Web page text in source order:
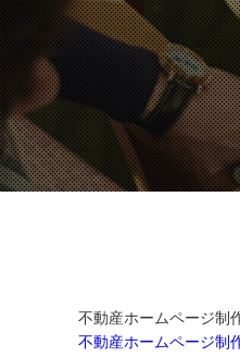
不動産ホームページ制
不動産ホームページ制